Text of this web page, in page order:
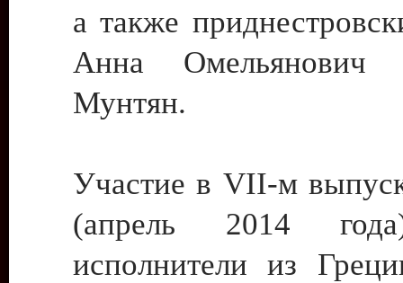
а также
Анна
Мунтян.
Участие в VII-м
(апрель 2014
исполнители из